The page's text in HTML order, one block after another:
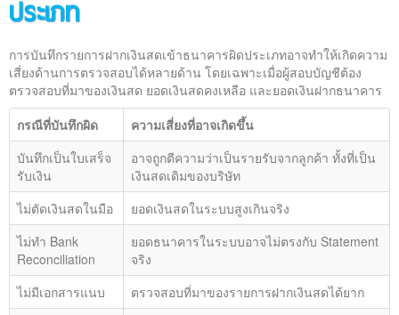
ประเภท
การบันทึกรายการฝากเงินสดเข้าธนาคารผิดประเภทอาจทำให้เกิดความ
เสี่ยงด้านการตรวจสอบได้หลายด้าน โดยเฉพาะเมื่อผู้สอบบัญชีต้อง
ตรวจสอบที่มาของเงินสด ยอดเงินสดคงเหลือ และยอดเงินฝากธนาคาร
กรณีที่บันทึกผิด
ความเสี่ยงที่อาจเกิดขึ้น
บันทึกเป็นใบเสร็จ
รับเงิน
อาจถูกตีความว่าเป็นรายรับจากลูกค้า ทั้งที่เป็น
เงินสดเดิมของบริษัท
ไม่ตัดเงินสดในมือ
ยอดเงินสดในระบบสูงเกินจริง
ไม่ทำ Bank
Reconciliation
ยอดธนาคารในระบบอาจไม่ตรงกับ Statement
จริง
ไม่มีเอกสารแนบ
ตรวจสอบที่มาของรายการฝากเงินสดได้ยาก